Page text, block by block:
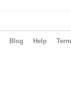
Blog Help